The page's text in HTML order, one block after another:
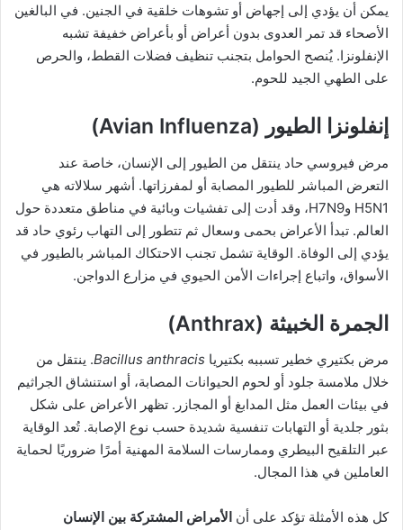
يمكن أن يؤدي إلى إجهاض أو تشوهات خلقية في الجنين. في البالغين
الأصحاء قد تمر العدوى بدون أعراض أو بأعراض خفيفة تشبه
الإنفلونزا. يُنصح الحوامل بتجنب تنظيف فضلات القطط، والحرص
على الطهي الجيد للحوم.
إنفلونزا الطيور (Avian Influenza)
مرض فيروسي حاد ينتقل من الطيور إلى الإنسان، خاصة عند
التعرض المباشر للطيور المصابة أو لمفرزاتها. أشهر سلالاته هي
H5N1 وH7N9، وقد أدت إلى تفشيات وبائية في مناطق متعددة حول
العالم. تبدأ الأعراض بحمى وسعال ثم تتطور إلى التهاب رئوي حاد قد
يؤدي إلى الوفاة. الوقاية تشمل تجنب الاحتكاك المباشر بالطيور في
الأسواق، واتباع إجراءات الأمن الحيوي في مزارع الدواجن.
الجمرة الخبيثة (Anthrax)
مرض بكتيري خطير تسببه بكتيريا Bacillus anthracis. ينتقل من
خلال ملامسة جلود أو لحوم الحيوانات المصابة، أو استنشاق الجراثيم
في بيئات العمل مثل المدابغ أو المجازر. تظهر الأعراض على شكل
بثور جلدية أو التهابات تنفسية شديدة حسب نوع الإصابة. تُعد الوقاية
عبر التلقيح البيطري وممارسات السلامة المهنية أمرًا ضروريًا لحماية
العاملين في هذا المجال.
كل هذه الأمثلة تؤكد على أن الأمراض المشتركة بين الإنسان